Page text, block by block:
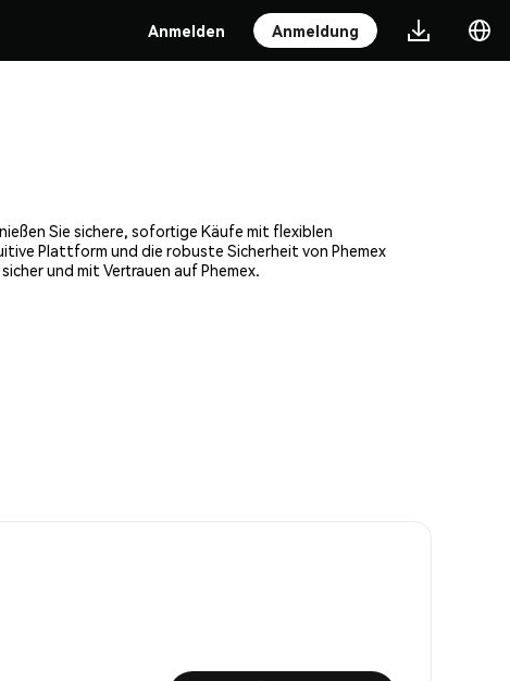
Anmelden Anmeldung
Sie sichere, sofortige Käufe mit flexiblen
Plattform und die robuste Sicherheit von Phemex
und mit Vertrauen auf Phemex.